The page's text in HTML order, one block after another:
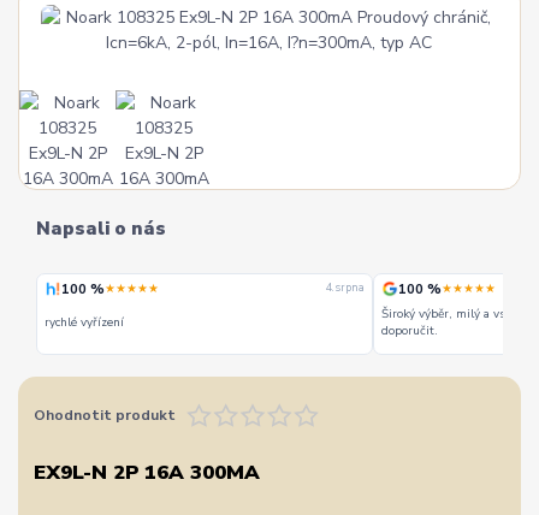
Napsali o nás
100 %★★★★★ 4. srpna
rychlé vyřízení
100 %★★★★★
Široký výběr, milý a
doporučit.
Ohodnotit produkt
EX9L-N 2P 16A 300MA